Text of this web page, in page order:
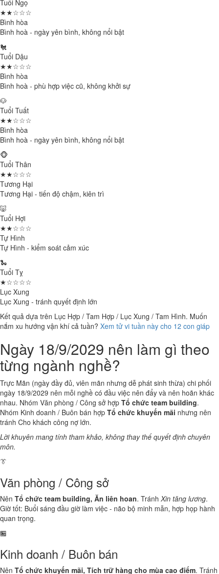
Tuổi Ngọ
★★☆☆☆
Bình hòa
Bình hoà - ngày yên bình, không nổi bật
🐔
Tuổi Dậu
★★☆☆☆
Bình hòa
Bình hoà - phù hợp việc cũ, không khởi sự
🐶
Tuổi Tuất
★★☆☆☆
Bình hòa
Bình hoà - ngày yên bình, không nổi bật
🐵
Tuổi Thân
★★☆☆☆
Tương Hại
Tương Hại - tiến độ chậm, kiên trì
🐷
Tuổi Hợi
★★☆☆☆
Tự Hình
Tự Hình - kiểm soát cảm xúc
🐍
Tuổi Tỵ
★☆☆☆☆
Lục Xung
Lục Xung - tránh quyết định lớn
Kết quả dựa trên Lục Hợp / Tam Hợp / Lục Xung / Tam Hình. Muốn
nắm xu hướng vận khí cả tuần? Xem tử vi tuần này cho 12 con giáp
Ngày 18/9/2029 nên làm gì theo
từng ngành nghề?
Trực Mãn (ngày đầy đủ, viên mãn nhưng dễ phát sinh thừa) chi phối
ngày 18/9/2029 nên mỗi nghề có đầu việc nên đẩy và nên hoãn khác
nhau. Nhóm Văn phòng / Công sở hợp Tổ chức team building.
Nhóm Kinh doanh / Buôn bán hợp Tổ chức khuyến mãi nhưng nên
tránh Cho khách công nợ lớn.
Lời khuyên mang tính tham khảo, không thay thế quyết định chuyên
môn.
👔
Văn phòng / Công sở
Nên Tổ chức team building, Ăn liên hoan. Tránh Xin tăng lương.
Giờ tốt: Buổi sáng đầu giờ làm việc - não bộ minh mẫn, hợp họp hành
quan trọng.
🏪
Kinh doanh / Buôn bán
Nên Tổ chức khuyến mãi, Tích trữ hàng cho mùa cao điểm. Tránh